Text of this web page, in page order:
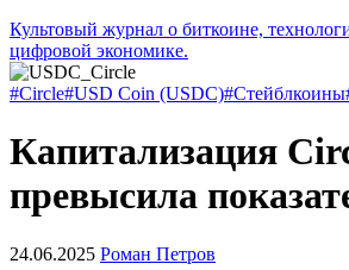
Культовый журнал о биткоине,
цифровой экономике.
#Circle#USD Coin (USDC)#Стейблкоины
Капитализация
превысила
24.06.2025 Роман Петров